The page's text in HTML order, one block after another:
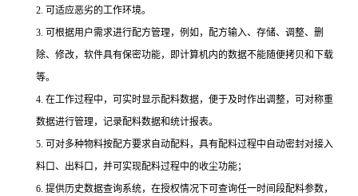
2. 可适应恶劣的工作环境。
3. 可根据用户需求进行配方管理，例如，配方输入、存储、调整、删
除、修改，软件具有保密功能，即计算机内的数据不能随便拷贝和下载
等。
4. 在工作过程中，可实时显示配料数据，便于及时作出调整，可对称重
数据进行管理，记录配料数据和统计报表。
5. 可对多种物料按配方要求自动配料，具有配料过程中自动密封对接入
料口、出料口，并可实现配料过程中的收尘功能；
6. 提供历史数据查询系统，在授权情况下可查询任一时间段配料参数，